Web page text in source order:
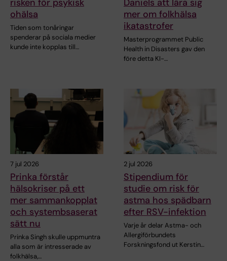
risken för psykisk
ohälsa
Tiden som tonåringar
spenderar på sociala medier
kunde inte kopplas till…
Daniels att lära sig
mer om folkhälsa
ikatastrofer
Masterprogrammet Public
Health in Disasters gav den
före detta KI-…
7 jul 2026
Prinka förstår
hälsokriser på ett
mer sammankopplat
och systembsaserat
sätt nu
Prinka Singh skulle uppmuntra
alla som är intresserade av
folkhälsa,…
2 jul 2026
Stipendium för
studie om risk för
astma hos spädbarn
efter RSV-infektion
Varje år delar Astma- och
Allergiförbundets
Forskningsfond ut Kerstin…